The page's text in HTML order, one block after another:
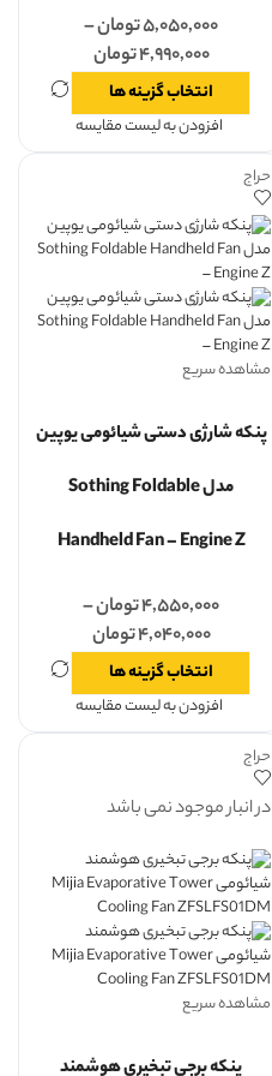
۵,۰۵۰,۰۰۰تومان–
۴,۹۹۰,۰۰۰تومان
انتخاب گزینه ها
افزودن به لیست مقایسه
حراج
مشاهده سریع
پنکه شارژی دستی شیائومی یوپین
مدل Sothing Foldable
Handheld Fan – Engine Z
۴,۵۵۰,۰۰۰تومان–
۴,۰۴۰,۰۰۰تومان
انتخاب گزینه ها
افزودن به لیست مقایسه
حراج
در انبار موجود نمی باشد
مشاهده سریع
پنکه برجی تبخیری هوشمند